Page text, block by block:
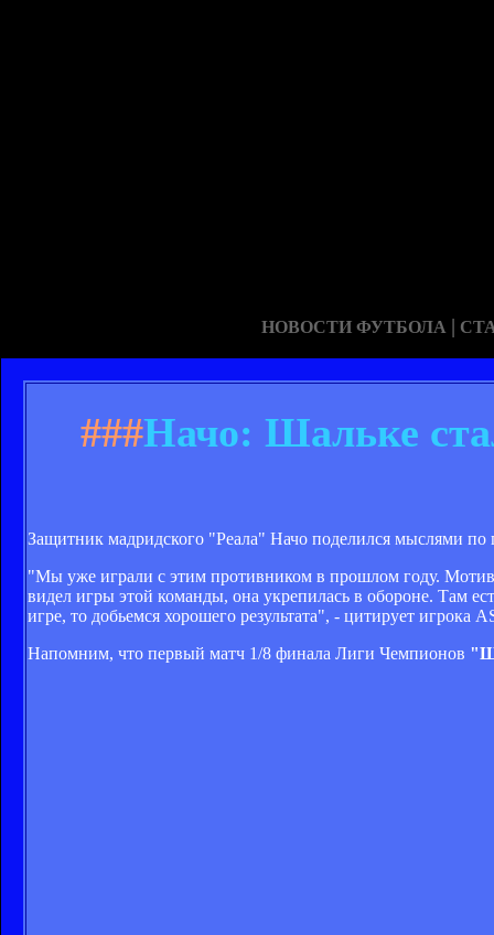
НОВОСТИ ФУТБОЛА |
###Начо: Шальке
Защитник мадридского "Реала" Начо поделился мыслями
"Мы уже играли с этим противником в прошлом году.
видел игры этой команды, она укрепилась в обороне. Там
игре, то добьемся хорошего результата", - цитирует игрока
Напомним, что первый матч 1/8 финала Лиги Чемпионов